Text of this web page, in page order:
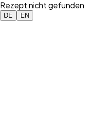
Rezept nicht gefunden
DE EN